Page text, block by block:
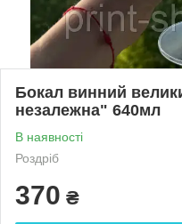
Бокал винний
незалежна" 640мл
В наявності
Роздріб
370 ₴